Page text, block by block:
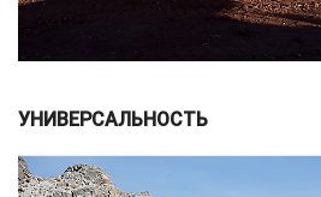
УНИВЕРСАЛЬНОСТЬ